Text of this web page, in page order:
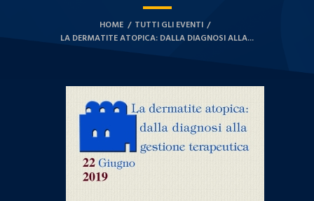
HOME
TUTTI GLI EVENTI
LA DERMATITE ATOPICA: DALLA DIAGNOSI ALLA...